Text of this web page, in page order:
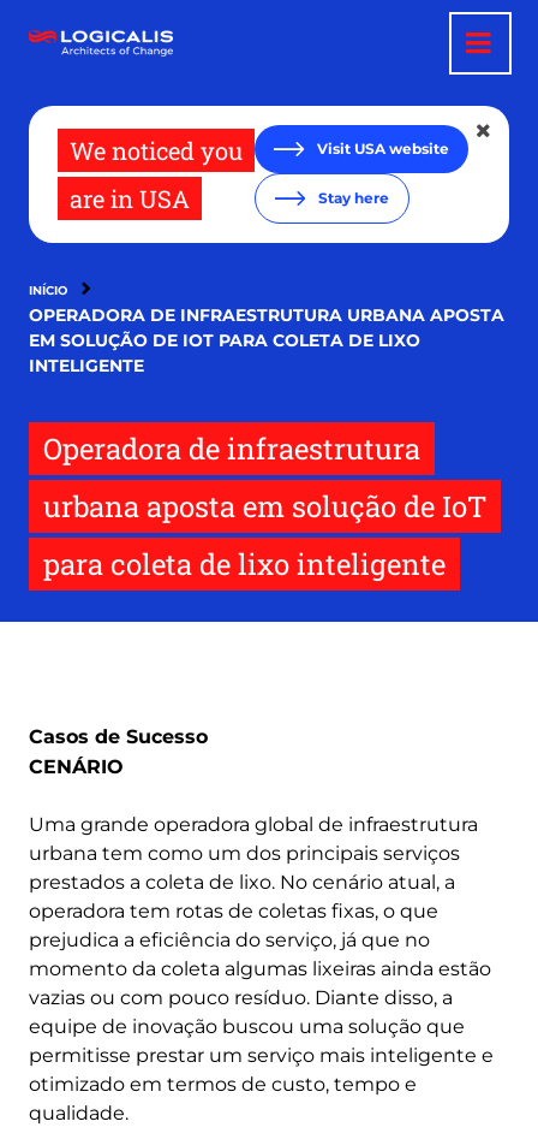
para
We noticed you
are in USA
Visit USA website
Stay here
INÍCIO
OPERADORA DE INFRAESTRUTURA URBANA APOSTA
EM SOLUÇÃO DE IOT PARA COLETA DE LIXO
INTELIGENTE
Operadora de infraestrutura
urbana aposta em solução de IoT
para coleta de lixo inteligente
Casos de Sucesso
CENÁRIO
Uma grande operadora global de infraestrutura
urbana tem como um dos principais serviços
prestados a coleta de lixo. No cenário atual, a
operadora tem rotas de coletas fixas, o que
prejudica a eficiência do serviço, já que no
momento da coleta algumas lixeiras ainda estão
vazias ou com pouco resíduo. Diante disso, a
equipe de inovação buscou uma solução que
permitisse prestar um serviço mais inteligente e
otimizado em termos de custo, tempo e
qualidade.